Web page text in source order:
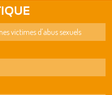
victimes d'abus sexuels